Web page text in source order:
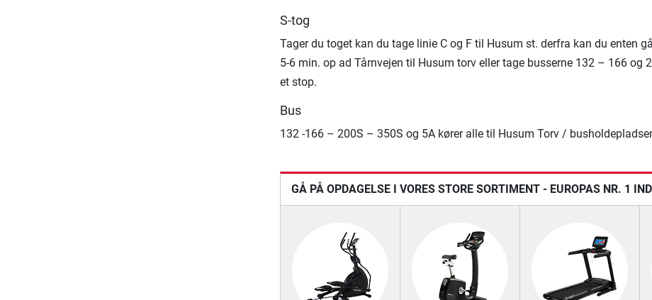
S-tog
Tager du toget kan du tage linie C og F til Husum st. derfra kan du enten
5-6 min. op ad Tårnvejen til Husum torv eller tage busserne 132 – 166 og
et stop.
Bus
132 -166 – 200S – 350S og 5A kører alle til Husum Torv /
GÅ PÅ OPDAGELSE I VORES STORE SORTIMENT - EUROPAS NR. 1